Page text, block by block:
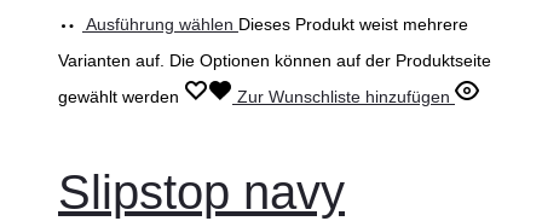
Ausführung wählen Dieses Produkt weist mehrere
Varianten auf. Die Optionen können auf der Produktseite
gewählt werden
Zur Wunschliste hinzufügen
Slipstop navy